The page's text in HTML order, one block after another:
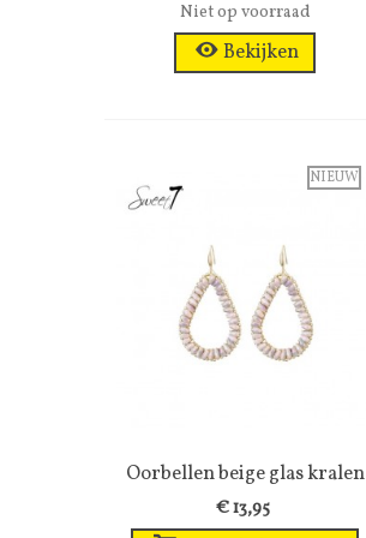
Niet op voorraad
Bekijken
NIEUW
Wenslijst
Oorbellen beige glas kralen
met...
€ 13,95